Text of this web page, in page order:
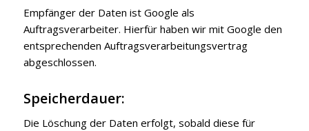
Empfänger der Daten ist Google als
Auftragsverarbeiter. Hierfür haben wir mit Google den
entsprechenden Auftragsverarbeitungsvertrag
abgeschlossen.
Speicherdauer:
Die Löschung der Daten erfolgt, sobald diese für